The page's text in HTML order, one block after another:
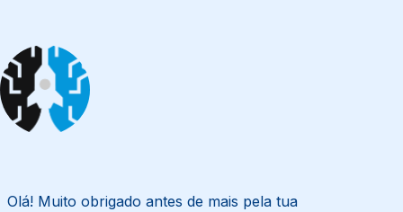
Olá! Muito obrigado antes de mais pela tua